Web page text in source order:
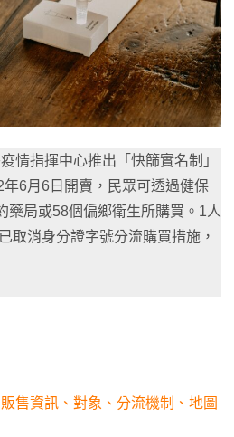
情指揮中心推出「快篩實名制」
6月6日開賣，民眾可透過健保
藥局或58個偏鄉衛生所購買。1人
取消身分證字號分流購買措施，
售資訊、對象、分流機制、地圖